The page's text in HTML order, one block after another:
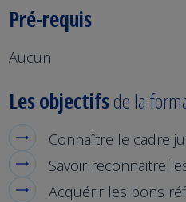
Pré-requis
Aucun
Les objectifsde la
Connaître le cadre
Savoir reconnaitre
Acquérir les bons